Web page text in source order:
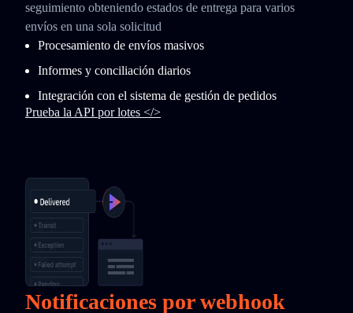
seguimiento obteniendo estados de entrega para varios
envíos en una sola solicitud
Procesamiento de envíos masivos
Informes y conciliación diarios
Integración con el sistema de gestión de pedidos
Prueba la API por lotes </>
Notificaciones por webhook